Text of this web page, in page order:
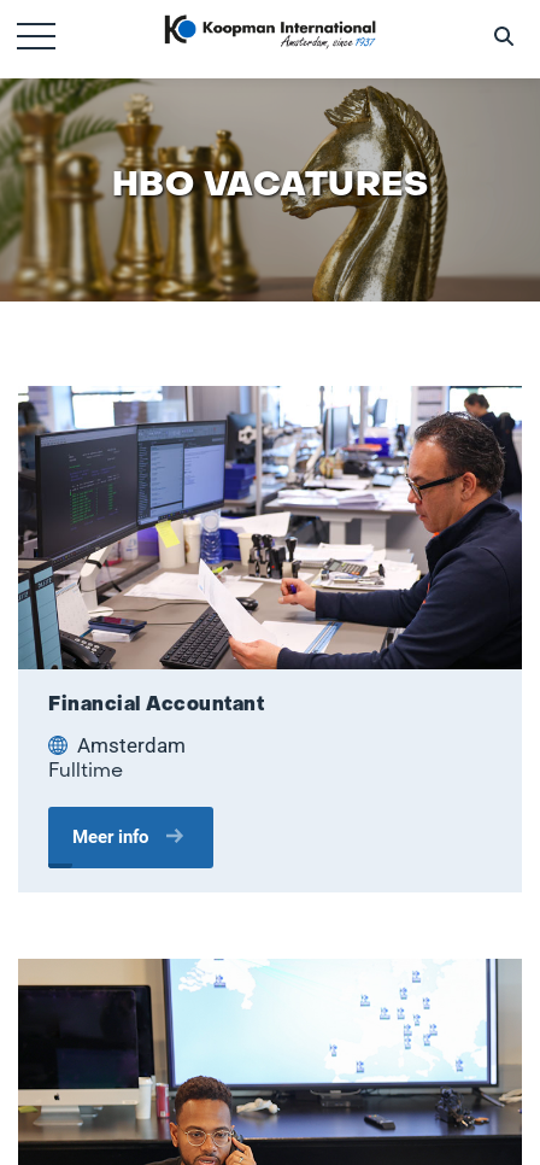
HBO VACATURES
Financial Accountant
Amsterdam
Fulltime
Meer info